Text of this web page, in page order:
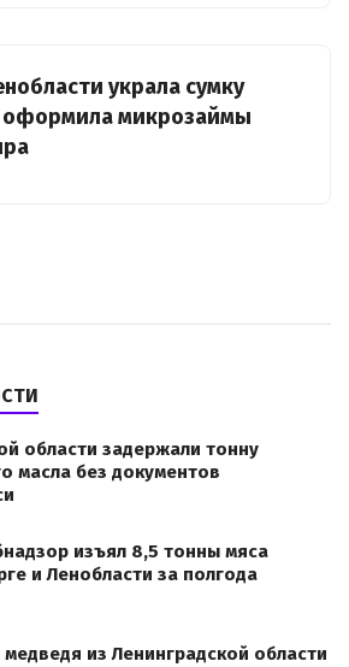
украла сумку
оформила микрозаймы
области задержали тонну
масла без документов
изъял 8,5 тонны мяса
и Ленобласти за полгода
из Ленинградской области